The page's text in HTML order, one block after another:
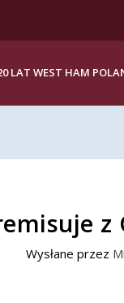
LAT WEST HAM
z
Wysłane przez